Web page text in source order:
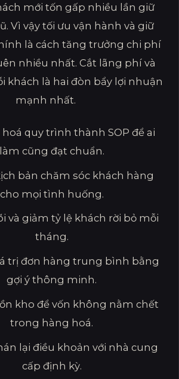
mới tốn gấp nhiều lần giữ
Vì vậy tối ưu vận hành và giữ
là cách tăng trưởng chi phí
nhiều nhất. Cắt lãng phí và
khách là hai đòn bẩy lợi nhuận
mạnh nhất.
hoá quy trình thành SOP để ai
làm cũng đạt chuẩn.
bản chăm sóc khách hàng
cho mọi tình huống.
và giảm tỷ lệ khách rời bỏ mỗi
tháng.
trị đơn hàng trung bình bằng
gợi ý thông minh.
kho để vốn không nằm chết
trong hàng hoá.
lại điều khoản với nhà cung
cấp định kỳ.